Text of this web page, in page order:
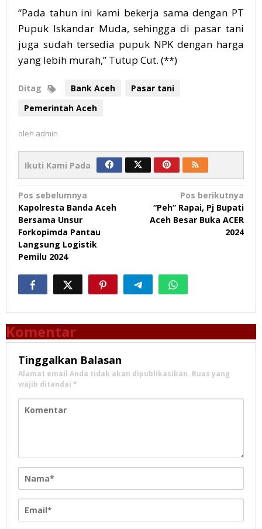
“Pada tahun ini kami bekerja sama dengan PT
Pupuk Iskandar Muda, sehingga di pasar tani
juga sudah tersedia pupuk NPK dengan harga
yang lebih murah,” Tutup Cut. (**)
Ditag Bank Aceh
Pasar tani
Pemerintah Aceh
oleh admin
Ikuti Kami Pada
Navigasi
pos
Pos sebelumnya
Kapolresta Banda Aceh
Bersama Unsur
Forkopimda Pantau
Langsung Logistik
Pemilu 2024
Pos berikutnya
“Peh” Rapai, Pj Bupati
Aceh Besar Buka ACER
2024
Komentar
Tinggalkan Balasan
Alamat email Anda tidak akan dipublikasikan. Ruas yang
wajib ditandai *